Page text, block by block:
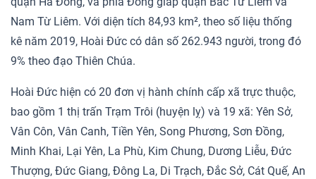
Nam Từ Liêm. Với diện tích 84,93 km², theo số liệu thống
kê năm 2019, Hoài Đức có dân số 262.943 người, trong đó
9% theo đạo Thiên Chúa.
Hoài Đức hiện có 20 đơn vị hành chính cấp xã trực thuộc,
bao gồm 1 thị trấn Trạm Trôi (huyện lỵ) và 19 xã: Yên Sở,
Vân Côn, Vân Canh, Tiền Yên, Song Phương, Sơn Đồng,
Minh Khai, Lại Yên, La Phù, Kim Chung, Dương Liễu, Đức
Thượng, Đức Giang, Đông La, Di Trạch, Đắc Sở, Cát Quế, An